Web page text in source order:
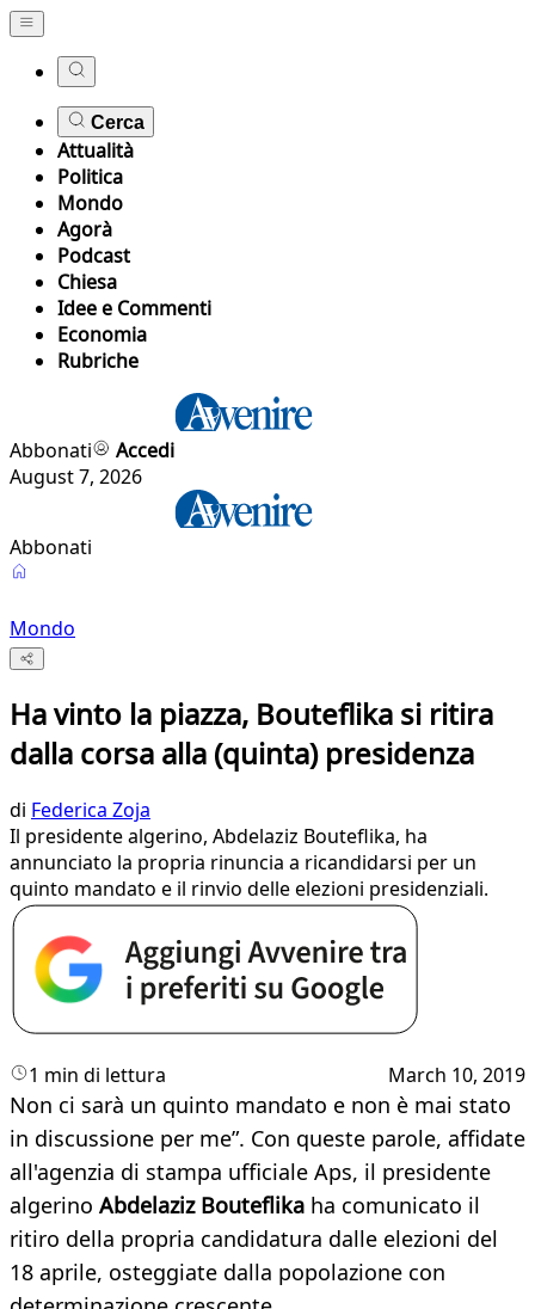
Cerca
Attualità
Politica
Mondo
Agorà
Podcast
Chiesa
Idee e Commenti
Economia
Rubriche
Abbonati
Accedi
August 7, 2026
Abbonati
Mondo
Ha vinto la piazza, Bouteflika si ritira
dalla corsa alla (quinta) presidenza
di Federica Zoja
Il presidente algerino, Abdelaziz Bouteflika, ha
annunciato la propria rinuncia a ricandidarsi per un
quinto mandato e il rinvio delle elezioni presidenziali.
1 min di lettura March 10, 2019
Non ci sarà un quinto mandato e non è mai stato
in discussione per me”. Con queste parole, affidate
all'agenzia di stampa ufficiale Aps, il presidente
algerino Abdelaziz Bouteflika ha comunicato il
ritiro della propria candidatura dalle elezioni del
18 aprile, osteggiate dalla popolazione con